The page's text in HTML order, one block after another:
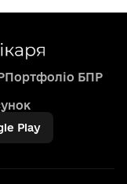
Портфоліо БПР
Play